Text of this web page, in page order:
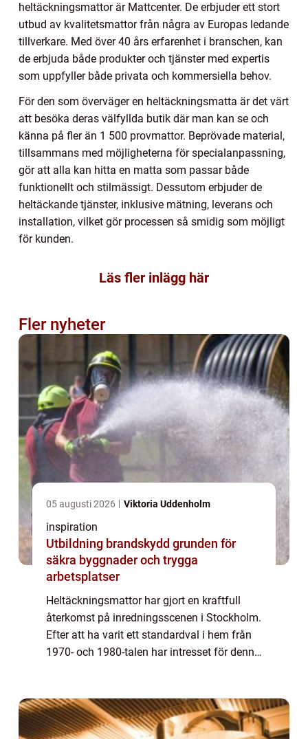
heltäckningsmattor är Mattcenter. De erbjuder ett stort
utbud av kvalitetsmattor från några av Europas ledande
tillverkare. Med över 40 års erfarenhet i branschen, kan
de erbjuda både produkter och tjänster med expertis
som uppfyller både privata och kommersiella behov.
För den som överväger en heltäckningsmatta är det värt
att besöka deras välfyllda butik där man kan se och
känna på fler än 1 500 provmattor. Beprövade material,
tillsammans med möjligheterna för specialanpassning,
gör att alla kan hitta en matta som passar både
funktionellt och stilmässigt. Dessutom erbjuder de
heltäckande tjänster, inklusive mätning, leverans och
installation, vilket gör processen så smidig som möjligt
för kunden.
Läs fler inlägg här
Fler nyheter
05 augusti 2026 Viktoria Uddenholm
inspiration
Utbildning brandskydd grunden för
säkra byggnader och trygga
arbetsplatser
Heltäckningsmattor har gjort en kraftfull
återkomst på inredningsscenen i Stockholm.
Efter att ha varit ett standardval i hem från
1970- och 1980-talen har intresset för denna